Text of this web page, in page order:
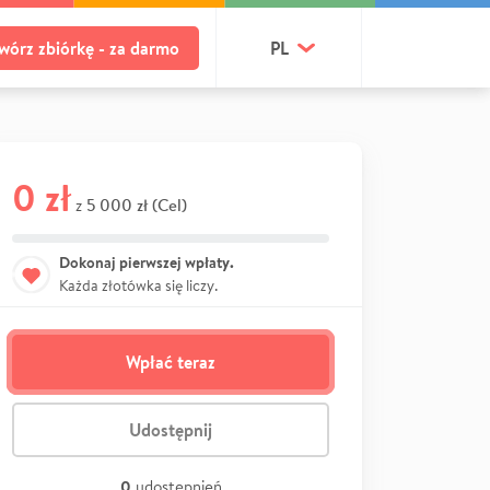
zbiórkę - za darmo PL
0 zł z 5 000 zł (Cel)
Dokonaj pierwszej wpłaty.
Każda złotówka się liczy.
Wpłać teraz
Udostępnij